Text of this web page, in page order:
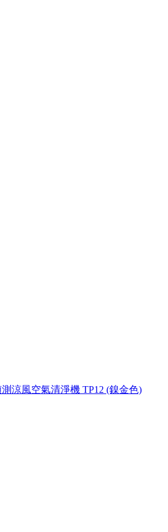
涼風空氣清淨機 TP12 (鎳金色)